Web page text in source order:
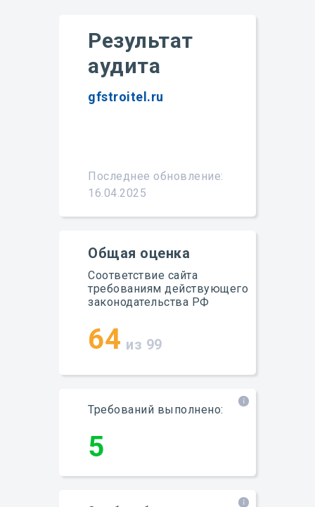
Результат
аудита
Последнее обновление:
16.04.2025
из 99
64
Общая оценка
Требований выполнено:
5
Соответствие сайта
требованиям действующего
законодательства РФ
gfstroitel.ru